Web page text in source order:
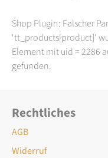
Shop Plugin: Falscher
'tt_products[product]'
Element mit uid = 2286
gefunden.
Rechtliches
AGB
Widerruf